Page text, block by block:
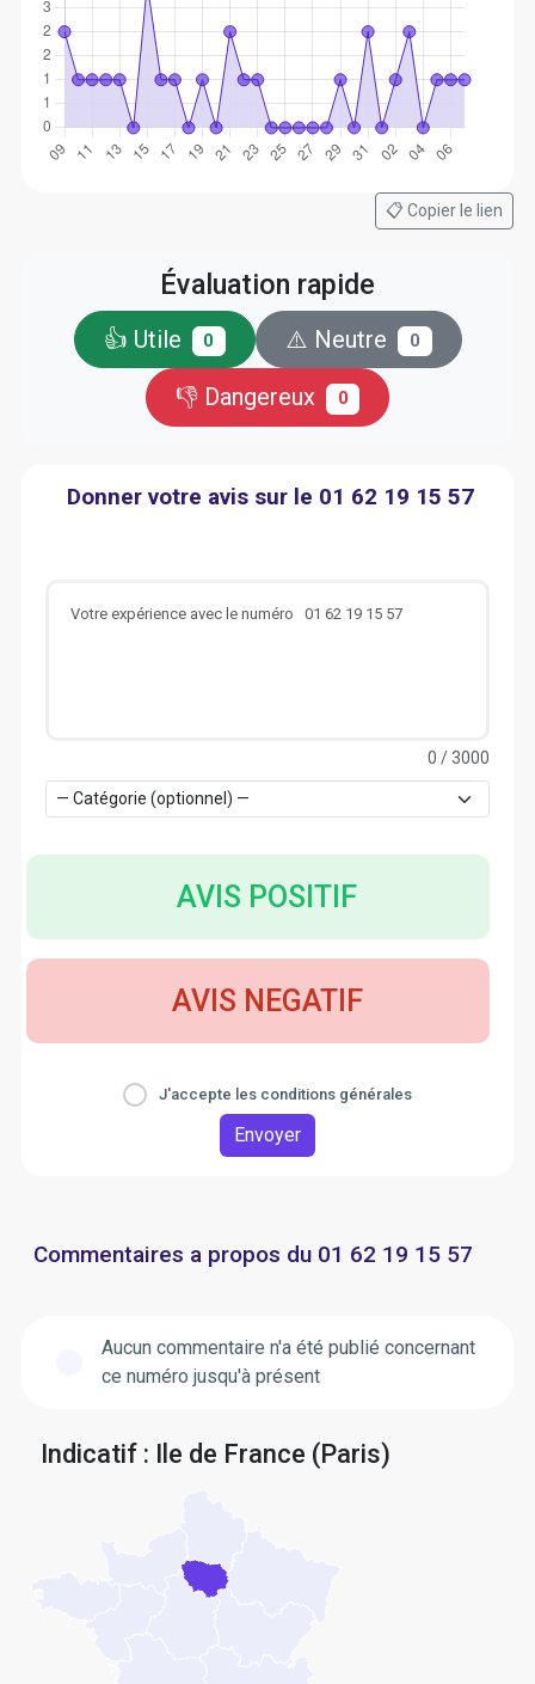
📋 Copier le lien
Évaluation rapide
👍 Utile 0 ⚠️ Neutre 0
👎 Dangereux 0
Donner votre avis sur le 01 62 19 15 57
0 / 3000
AVIS POSITIF
AVIS NEGATIF
J'accepte les conditions générales
Envoyer
Commentaires a propos du 01 62 19 15 57
Aucun commentaire n'a été publié concernant
ce numéro jusqu'à présent
Indicatif : Ile de France (Paris)